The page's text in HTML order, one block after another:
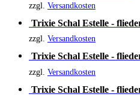
zzgl. Versandkosten
Trixie Schal Estelle -
zzgl. Versandkosten
Trixie Schal Estelle -
zzgl. Versandkosten
Trixie Schal Estelle -